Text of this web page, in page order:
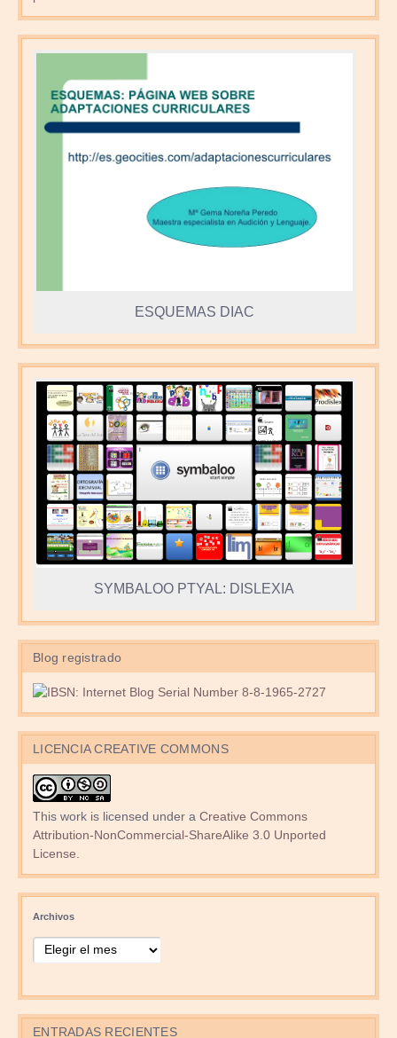
ESQUEMAS DIAC
SYMBALOO PTYAL: DISLEXIA
Blog registrado
LICENCIA CREATIVE COMMONS
This work is licensed under a Creative Commons
Attribution-NonCommercial-ShareAlike 3.0 Unported
License.
Archivos
ENTRADAS RECIENTES